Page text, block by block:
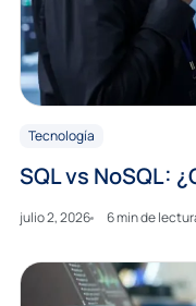
Tecnología
SQL vs NoSQL:
julio 2, 2026 6 min de